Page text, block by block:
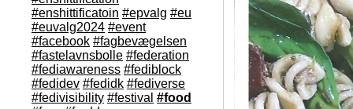
#enshittificatoin #epvalg #eu
#euvalg2024 #event
#facebook #fagbevægelsen
#fastelavnsbolle #federation
#fediawareness #fediblock
#fedidev #fedidk #fediverse
#fedivisibility #festival #food